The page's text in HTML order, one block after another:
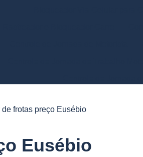
Controle de Jornada Motorista
Controle de Abastecimento de
frotas preço Eusébio
Eusébio